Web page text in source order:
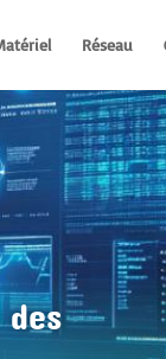
Réseau